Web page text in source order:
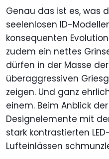
Genau das ist es, was
seelenlosen ID-
konsequenten
zudem ein nettes
dürfen in der Masse
überaggressiven
zeigen. Und ganz
einem. Beim Anblick
Designelemente mit
stark kontrastierten
Lufteinlässen